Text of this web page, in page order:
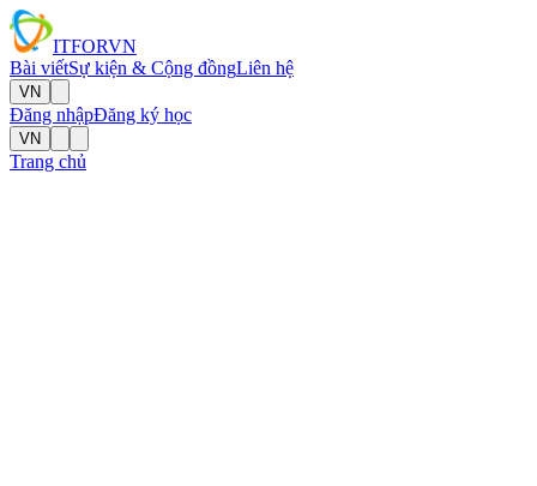
ITFORVN
Bài viếtSự kiện & Cộng đồngLiên hệ
VN
Đăng nhậpĐăng ký học
VN
Trang chủ